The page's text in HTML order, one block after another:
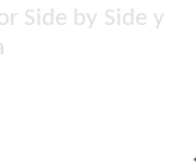
Side by Side y